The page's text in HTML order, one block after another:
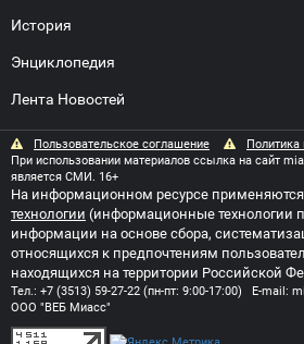
История
Энциклопедия
Лента Новостей
Пользовательское соглашение
Политика
При использовании материалов ссылка на сайт
является СМИ. 16+
На информационном ресурсе применяются
технологии (информационные технологии
информации на основе сбора,
относящихся к предпочтениям
находящихся на территории Российской
Тел.: +7 (3513) 59-27-22 (пн-пт: 9:00-17:00) E-mail:
ООО "ВЕБ Миасс"